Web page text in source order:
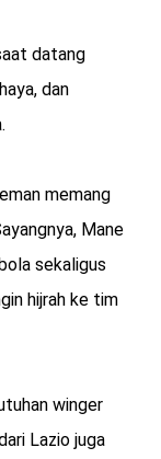
datang
dan
memang
Mane
sekaligus
hijrah ke tim
winger
Lazio juga